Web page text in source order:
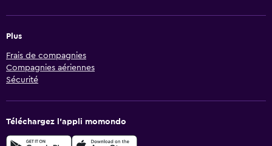
Plus
Frais de compagnies
Compagnies aériennes
Sécurité
Téléchargez l’appli momondo